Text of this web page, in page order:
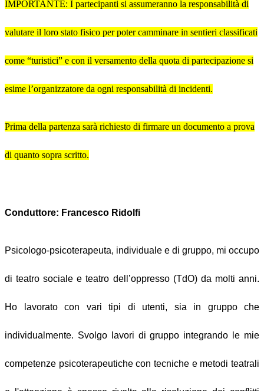
IMPORTANTE: I partecipanti si assumeranno la responsabilità di
valutare il loro stato fisico per poter camminare in sentieri classificati
come “turistici” e con il versamento della quota di partecipazione si
esime l’organizzatore da ogni responsabilità di incidenti.
Prima della partenza sarà richiesto di firmare un documento a prova
di quanto sopra scritto.
Conduttore: Francesco Ridolfi
Psicologo-psicoterapeuta, individuale e di gruppo, mi occupo
di teatro sociale e teatro dell’oppresso (TdO) da molti anni.
Ho lavorato con vari tipi di utenti, sia in gruppo che
individualmente. Svolgo lavori di gruppo integrando le mie
competenze psicoterapeutiche con tecniche e metodi teatrali